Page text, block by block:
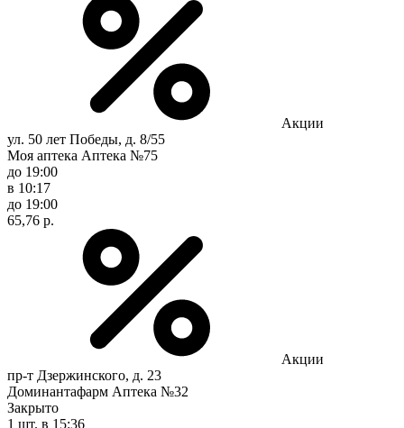
Акции
ул. 50 лет Победы, д. 8/55
Моя аптека Аптека №75
до 19:00
в 10:17
до 19:00
65,76 р.
Акции
пр-т Дзержинского, д. 23
Доминантафарм Аптека №32
Закрыто
1 шт. в 15:36